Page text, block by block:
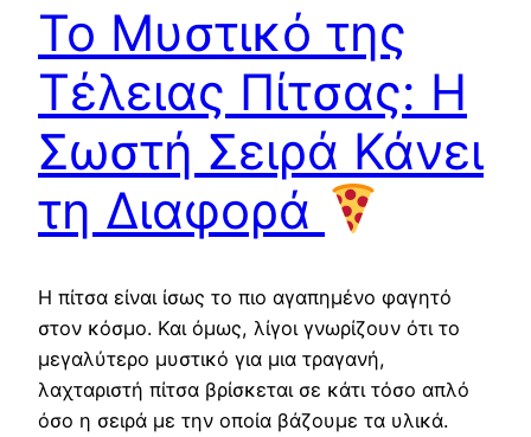
Το Μυστικό της
Τέλειας Πίτσας: Η
Σωστή Σειρά Κάνει
τη Διαφορά
Η πίτσα είναι ίσως το πιο αγαπημένο φαγητό
στον κόσμο. Και όμως, λίγοι γνωρίζουν ότι το
μεγαλύτερο μυστικό για μια τραγανή,
λαχταριστή πίτσα βρίσκεται σε κάτι τόσο απλό
όσο η σειρά με την οποία βάζουμε τα υλικά.